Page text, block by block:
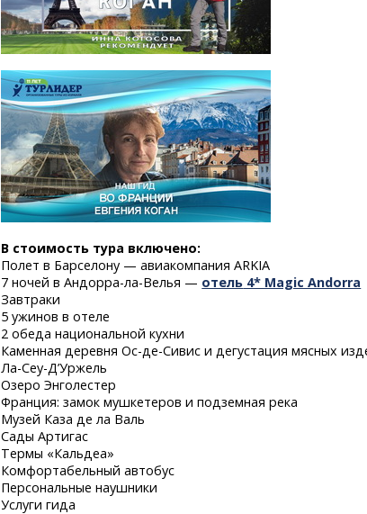
В стоимость тура включено:
Полет в Барселону — авиакомпания ARKIA
7 ночейв Андорра-ла-Велья — отель 4* Magic Andorra
Завтраки
5 ужинов в отеле
2 обеда национальной кухни
Каменная деревняОс-де-Сивис и дегустация мясных
Ла-Сеу-Д’Уржель
Озеро Энголестер
Франция: замок мушкетеров и подземная река
Музей Каза де ла Валь
Сады Артигас
Термы «Кальдеа»
Комфортабельный автобус
Персональные наушники
Услуги гида